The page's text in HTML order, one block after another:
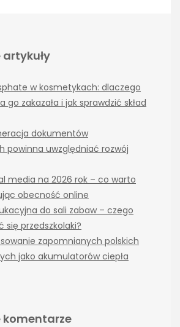
artykuły
w kosmetykach: dlaczego
go zakazała i jak sprawdzić skład
dokumentów
powinna uwzględniać rozwój
media na 2026 rok – co warto
obecność online
do sali zabaw – czego
przedszkolaki?
zapomnianych polskich
jako akumulatorów ciepła
komentarze